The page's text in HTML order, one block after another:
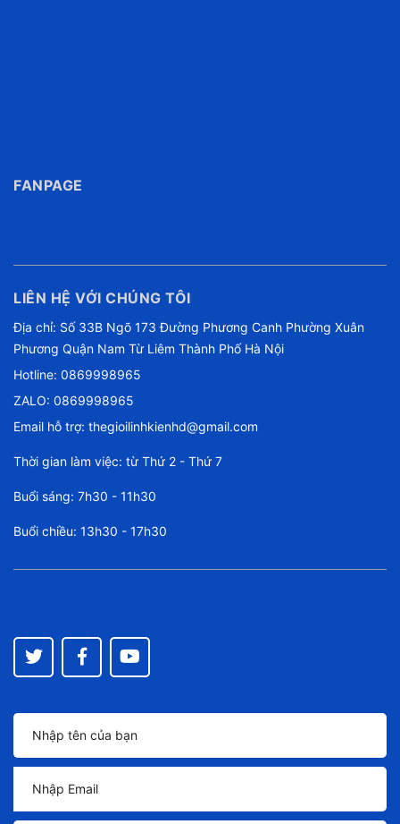
FANPAGE
LIÊN HỆ VỚI CHÚNG TÔI
Địa chỉ: Số 33B Ngõ 173 Đường Phương Canh Phường Xuân
Phương Quận Nam Từ Liêm Thành Phố Hà Nội
Hotline: 0869998965
ZALO: 0869998965
Email hỗ trợ: thegioilinhkienhd@gmail.com
Thời gian làm việc: từ Thứ 2 - Thứ 7
Buổi sáng: 7h30 - 11h30
Buổi chiều: 13h30 - 17h30